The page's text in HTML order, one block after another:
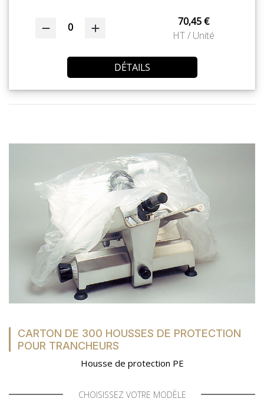
0
70,45 €
HT / Unité
DÉTAILS
CARTON DE 300 HOUSSES DE PROTECTION
POUR TRANCHEURS
Housse de protection PE
CHOISISSEZ VOTRE MODÈLE